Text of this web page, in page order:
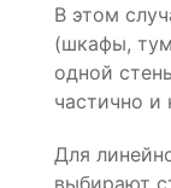
В этом
(шкафы,
одной
частично и
Для